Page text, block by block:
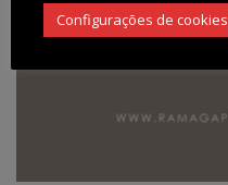
Configurações de cookies